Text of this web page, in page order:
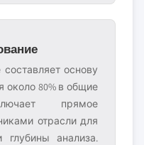
основу
около 80% в общие
прямое
отрасли для
глубины анализа.